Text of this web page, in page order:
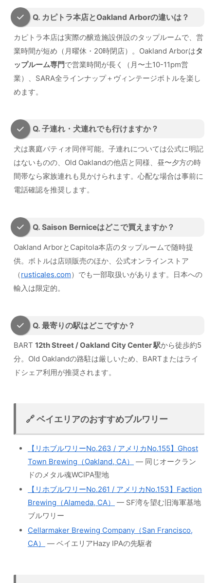
Q. カピトラ本店とOakland Arborの違いは？
カピトラ本店は実際の醸造施設併設のタップルームで、営
業時間が短め（月曜休・20時閉店）。Oakland Arborはタ
ップルーム専門で営業時間が長く（月〜土10-11pm営
業）、SARA全ラインナップ＋ヴィンテージボトルを楽し
めます。
Q. 子連れ・犬連れでも行けますか？
犬は裏庭パティオ同伴可能。子連れについては公式に明記
はないものの、Old Oaklandの他店と同様、昼〜夕方の時
間帯なら家族連れも見かけられます。心配な場合は事前に
電話確認を推奨します。
Q. Saison Berniceはどこで買えますか？
Oakland ArborとCapitola本店のタップルームで随時提
供。ボトルは店頭販売のほか、公式オンラインストア
（rusticales.com）でも一部取扱いがあります。日本への
輸入は限定的。
Q. 最寄りの駅はどこですか？
BART 12th Street / Oakland City Center 駅から徒歩約5
分。Old Oaklandの路駐は厳しいため、BARTまたはライ
ドシェア利用が推奨されます。
🔗 ベイエリアのおすすめブルワリー
【リホブルワリーNo.263 / アメリカNo.155】Ghost
Town Brewing（Oakland, CA）
— 同じオークラン
ドのメタル魂WCIPA聖地
【リホブルワリーNo.261 / アメリカNo.153】Faction
Brewing（Alameda, CA）
— SF湾を望む旧海軍基地
ブルワリー
Cellarmaker Brewing Company（San Francisco,
CA）
— ベイエリアHazy IPAの先駆者